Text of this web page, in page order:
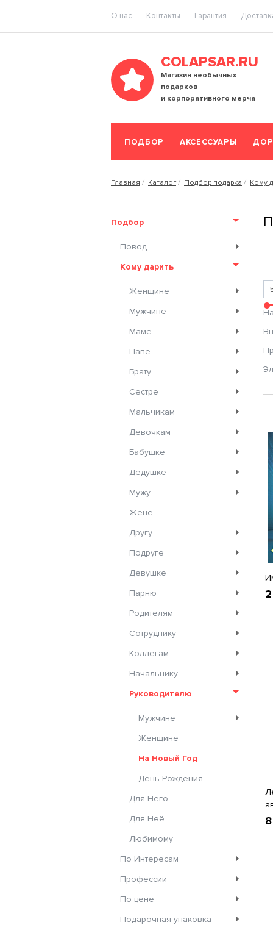
O нас Контакты Гарантия
COLAPSAR.RU
Магазин необычных
подарков
и корпоративного мерча
ПОДБОР АКСЕССУАРЫ
Главная Каталог Подбор подарка Кому
Подбор
Повод
Кому дарить
Женщине
Мужчине
Маме
Папе
Брату
Сестре
Мальчикам
Девочкам
Бабушке
Дедушке
Мужу
Жене
Другу
Подруге
Девушке
Парню
Родителям
Сотруднику
Коллегам
Начальнику
Руководителю
Мужчине
Женщине
На Новый Год
День Рождения
Для Него
Для Неё
Любимому
По Интересам
Профессии
По цене
Подарочная упаковка